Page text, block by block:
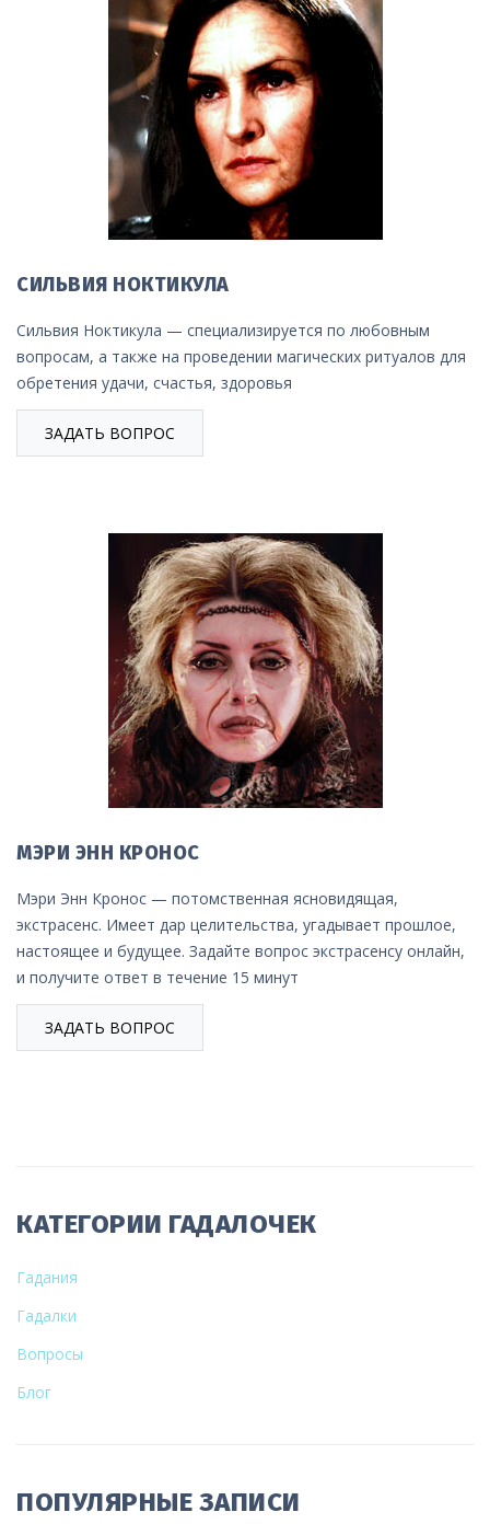
СИЛЬВИЯ НОКТИКУЛА
Сильвия Ноктикула — специализируется по любовным
вопросам, а также на проведении магических ритуалов для
обретения удачи, счастья, здоровья
ЗАДАТЬ ВОПРОС
МЭРИ ЭНН КРОНОС
Мэри Энн Кронос — потомственная ясновидящая,
экстрасенс. Имеет дар целительства, угадывает прошлое,
настоящее и будущее. Задайте вопрос экстрасенсу онлайн,
и получите ответ в течение 15 минут
ЗАДАТЬ ВОПРОС
КАТЕГОРИИ ГАДАЛОЧЕК
Гадания
Гадалки
Вопросы
Блог
ПОПУЛЯРНЫЕ ЗАПИСИ